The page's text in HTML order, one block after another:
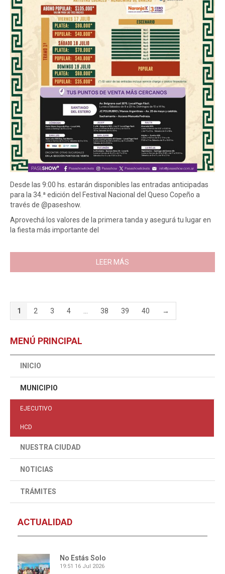
Desde las 9:00 hs. estarán disponibles las entradas anticipadas
para la 34.ª edición del Festival Nacional del Queso Copeño a
través de @paseshow.
Aprovechá los valores de la primera tanda y asegurá tu lugar en
la fiesta más importante del
LEER MÁS
1 2 3 4 38 39 40 →
MENÚ PRINCIPAL
INICIO
MUNICIPIO
EJECUTIVO
HCD
NUESTRA CIUDAD
NOTICIAS
TRÁMITES
ACTUALIDAD
No Estás Solo
19:51 16 Jul 2026